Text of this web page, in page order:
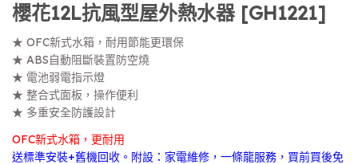
櫻花12L抗風型屋外熱水器 [GH1221]
★ OFC新式水箱，耐用節能更環保
★ ABS自動阻斷裝置防空燒
★ 電池弱電指示燈
★ 整合式面板，操作便利
★ 多重安全防護設計
OFC新式水箱，更耐用
送標準安裝+舊機回收。附設：家電維修，一條龍服務，買前買後免